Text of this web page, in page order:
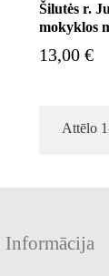
Šilutės r.
mokyklos
13,00 €
Attēlo
Informācija